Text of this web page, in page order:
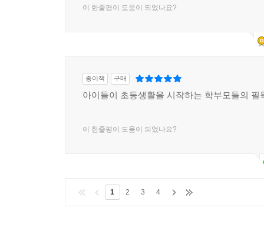
소리 내어 읽기의 위력 | 소리 내어 읽을 때 꼭 알아
05 손으로 읽는 책, 쓰면서 읽기
백 번 읽는 것이 한 번 쓰는 것만 못하다 | 가장 효
급할수록 돌아가라 | 책을 천천히 읽으려면
이 한줄평이 도움이 되었나요?
종이책 구매
아이들이 초등생활을 시작하는 학부모들의 필
이 한줄평이 도움이 되었나요?
1 2 3 4